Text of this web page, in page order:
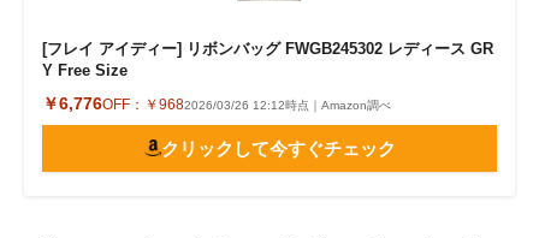
[フレイ アイディー] リボンバッグ FWGB245302 レディース GR
Y Free Size
￥6,776OFF： ￥9682026/03/26 12:12時点｜Amazon調べ
クリックして今すぐチェック